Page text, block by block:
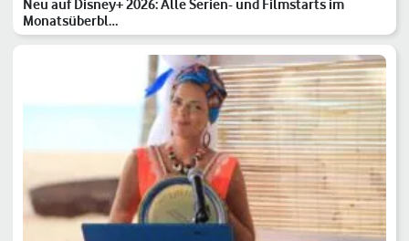
Neu auf Disney+ 2026: Alle Serien- und Filmstarts im
Monatsüberbl…